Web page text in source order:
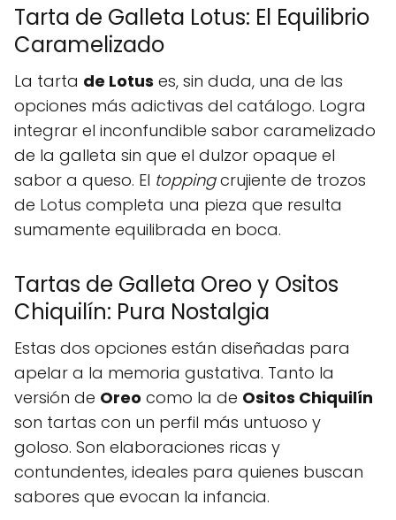
Tarta de Galleta Lotus: El Equilibrio
Caramelizado
La tarta de Lotus es, sin duda, una de las
opciones más adictivas del catálogo. Logra
integrar el inconfundible sabor caramelizado
de la galleta sin que el dulzor opaque el
sabor a queso. El toppingcrujiente de trozos
de Lotus completa una pieza que resulta
sumamente equilibrada en boca.
Tartas de Galleta Oreo y Ositos
Chiquilín: Pura Nostalgia
Estas dos opciones están diseñadas para
apelar a la memoria gustativa. Tanto la
versión de Oreo como la de Ositos Chiquilín
son tartas con un perfil más untuoso y
goloso. Son elaboraciones ricas y
contundentes, ideales para quienes buscan
sabores que evocan la infancia.